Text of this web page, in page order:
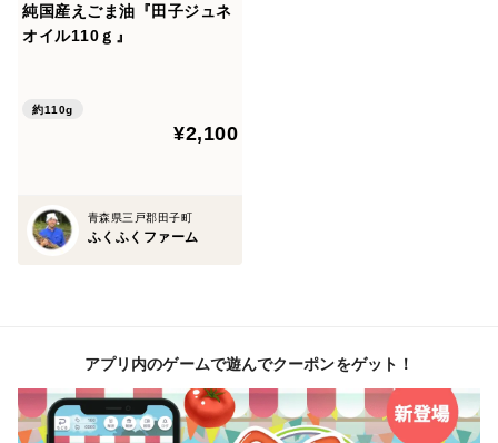
純国産えごま油『田子ジュネ
オイル110ｇ』
約110g
¥2,100
青森県三戸郡田子町
ふくふくファーム
アプリ内のゲームで遊んでクーポンをゲット！